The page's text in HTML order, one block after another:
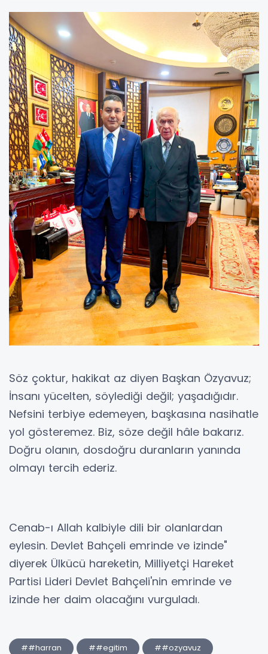
Söz çoktur, hakikat az diyen Başkan Özyavuz;
İnsanı yücelten, söylediği değil; yaşadığıdır.
Nefsini terbiye edemeyen, başkasına nasihatle
yol gösteremez. Biz, söze değil hâle bakarız.
Doğru olanın, dosdoğru duranların yanında
olmayı tercih ederiz.
Cenab-ı Allah kalbiyle dili bir olanlardan
eylesin. Devlet Bahçeli emrinde ve izinde"
diyerek Ülkücü hareketin, Milliyetçi Hareket
Partisi Lideri Devlet Bahçeli'nin emrinde ve
izinde her daim olacağını vurguladı.
##harran ##egitim
##ozyavuz